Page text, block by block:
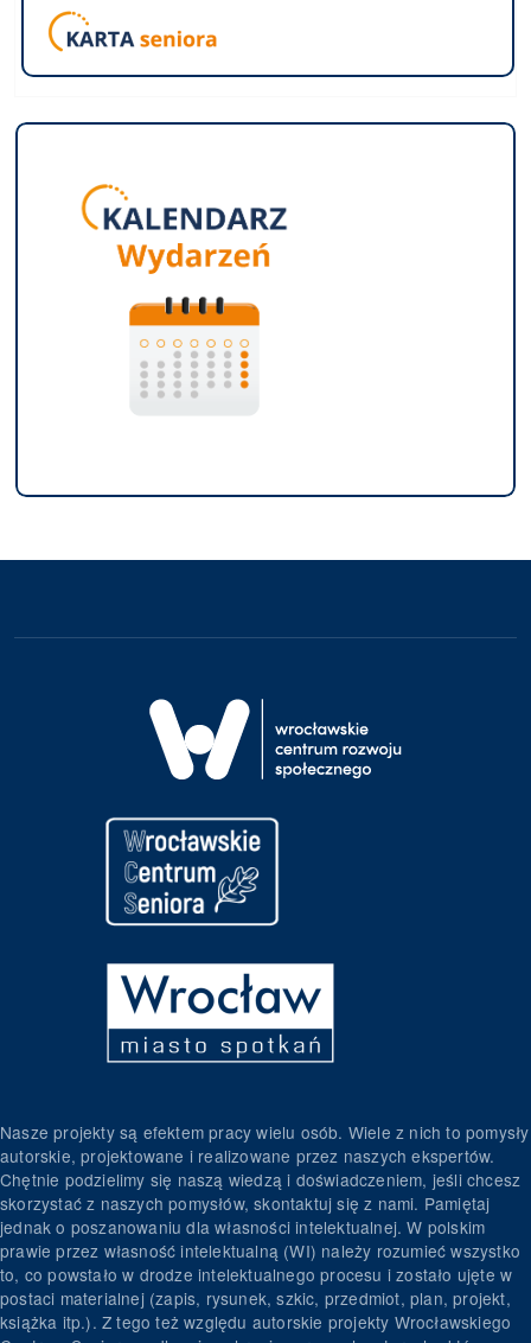
Nasze projekty są efektem pracy wielu osób. Wiele z nich to pomysły
autorskie, projektowane i realizowane przez naszych ekspertów.
Chętnie podzielimy się naszą wiedzą i doświadczeniem, jeśli chcesz
skorzystać z naszych pomysłów, skontaktuj się z nami. Pamiętaj
jednak o poszanowaniu dla własności intelektualnej. W polskim
prawie przez własność intelektualną (WI) należy rozumieć wszystko
to, co powstało w drodze intelektualnego procesu i zostało ujęte w
postaci materialnej (zapis, rysunek, szkic, przedmiot, plan, projekt,
książka itp.). Z tego też względu autorskie projekty Wrocławskiego